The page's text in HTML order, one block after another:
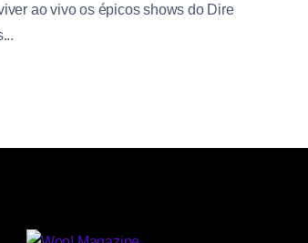
ao vivo os épicos shows do Dire